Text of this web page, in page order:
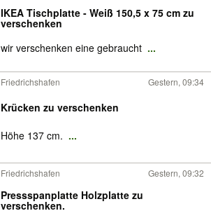
IKEA Tischplatte - Weiß 150,5 x 75 cm zu
verschenken
wir verschenken eine gebraucht ...
Friedrichshafen Gestern, 09:34
Krücken zu verschenken
Höhe 137 cm. ...
Friedrichshafen Gestern, 09:32
Pressspanplatte Holzplatte zu
verschenken.